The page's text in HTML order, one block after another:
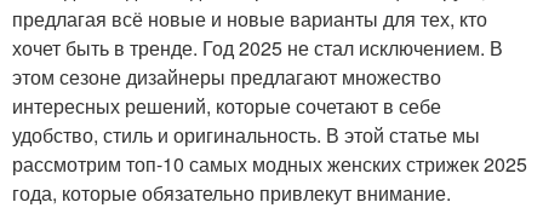
Стрижка а-ля мэрилин Идеальная стрижка
Стрижка до плеч Стрижка а-ля паж
предлагая всё новые и новые варианты для тех, кто
хочет быть в тренде. Год 2025 не стал исключением. В
этом сезоне дизайнеры предлагают множество
интересных решений, которые сочетают в себе
удобство, стиль и оригинальность. В этой статье мы
рассмотрим топ-10 самых модных женских стрижек 2025
года, которые обязательно привлекут внимание.